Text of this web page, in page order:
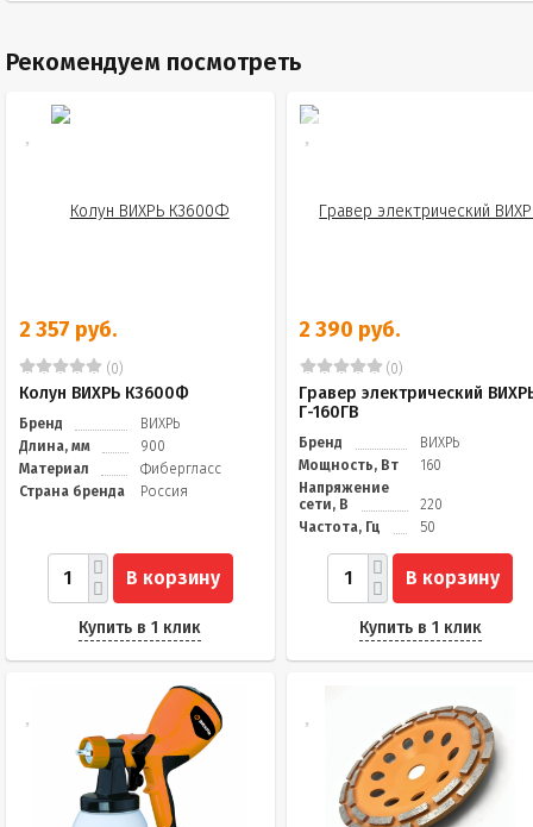
Рекомендуем посмотреть
2 357 руб.
(0)
Колун ВИХРЬ К3600Ф
Бренд
ВИХРЬ
Длина, мм
900
Материал
Фибергласс
Страна бренда
Россия
В корзину
Купить в 1 клик
2 390 руб.
(0)
Гравер электрический
Г-160ГВ
Бренд
ВИХРЬ
Мощность, Вт
160
Напряжение
сети, В
220
Частота, Гц
50
В корзину
Купить в 1 клик